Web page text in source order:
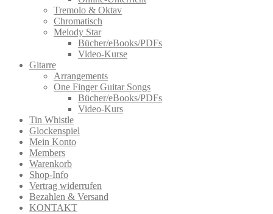
Tremolo & Oktav
Chromatisch
Melody Star
Bücher/eBooks/PDFs
Video-Kurse
Gitarre
Arrangements
One Finger Guitar Songs
Bücher/eBooks/PDFs
Video-Kurs
Tin Whistle
Glockenspiel
Mein Konto
Members
Warenkorb
Shop-Info
Vertrag widerrufen
Bezahlen & Versand
KONTAKT